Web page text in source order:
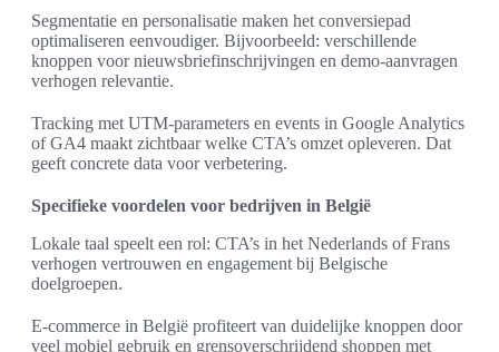
Segmentatie en personalisatie maken het conversiepad
optimaliseren eenvoudiger. Bijvoorbeeld: verschillende
knoppen voor nieuwsbriefinschrijvingen en demo-aanvragen
verhogen relevantie.
Tracking met UTM-parameters en events in Google Analytics
of GA4 maakt zichtbaar welke CTA’s omzet opleveren. Dat
geeft concrete data voor verbetering.
Specifieke voordelen voor bedrijven in België
Lokale taal speelt een rol: CTA’s in het Nederlands of Frans
verhogen vertrouwen en engagement bij Belgische
doelgroepen.
E-commerce in België profiteert van duidelijke knoppen door
veel mobiel gebruik en grensoverschrijdend shoppen met